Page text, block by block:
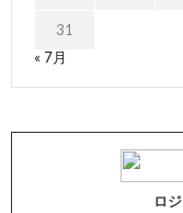
31
« 7月
ロ